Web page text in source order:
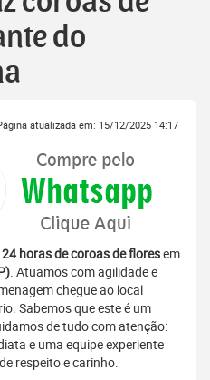
do
atualizada em: 15/12/2025 14:17
horas de coroas de floresem
. Atuamos com agilidade e
chegue ao local
Sabemos que este é um
de tudo com atenção:
e uma equipe experiente
respeito e carinho.